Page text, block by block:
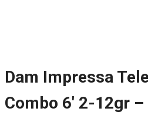
Dam Impressa
Combo 6′ 2-12gr